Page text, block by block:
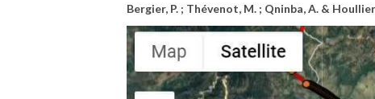
Bergier, P. ; Thévenot, M. ; Qninba, A. & Houllier